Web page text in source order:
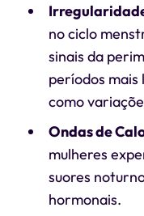
no ciclo
sinais da
períodos mais
como
Ondas de
mulheres
suores
hormonais.